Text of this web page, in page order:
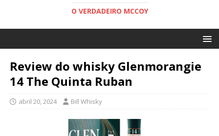
O VERDADEIRO MCCOY
Review do whisky Glenmorangie
14 The Quinta Ruban
abril 20, 2024 Bill Whisky